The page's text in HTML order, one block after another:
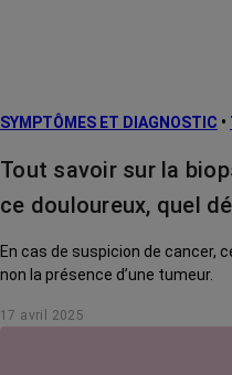
SYMPTÔMES ET DIAGNOSTIC •
Tout savoir sur la
ce douloureux, quel
En cas de suspicion de cancer,
non la présence d’une tumeur.
17 avril 2025